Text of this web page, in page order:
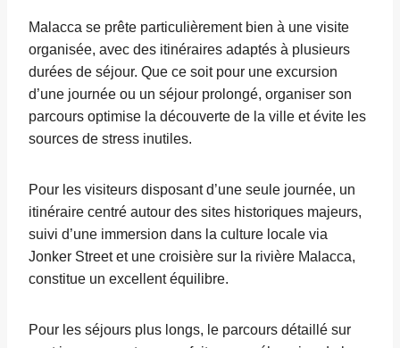
Malacca se prête particulièrement bien à une visite
organisée, avec des itinéraires adaptés à plusieurs
durées de séjour. Que ce soit pour une excursion
d’une journée ou un séjour prolongé, organiser son
parcours optimise la découverte de la ville et évite les
sources de stress inutiles.
Pour les visiteurs disposant d’une seule journée, un
itinéraire centré autour des sites historiques majeurs,
suivi d’une immersion dans la culture locale via
Jonker Street et une croisière sur la rivière Malacca,
constitue un excellent équilibre.
Pour les séjours plus longs, le parcours détaillé sur